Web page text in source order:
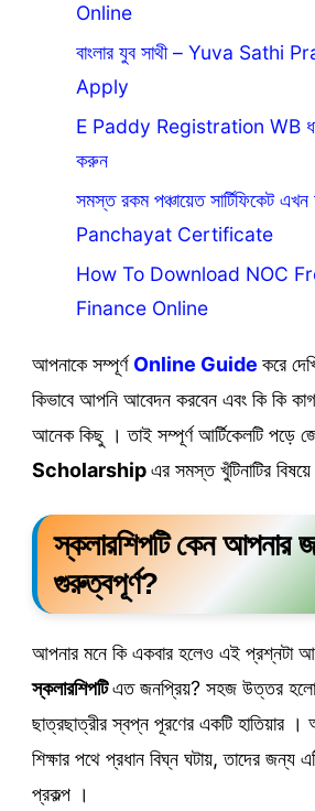
Online
বাংলার যুব সাথী – Yuva Sathi
Apply
E Paddy Registration WB ধান
করুন
সমস্ত রকম পঞ্চায়েত সার্টিফিকেট
Panchayat Certificate
How To Download NOC
Finance Online
আপনাকে সম্পূর্ণ Online Guide করে
কিভাবে আপনি আবেদন করবেন এবং কি কি
আনেক কিছু । তাই সম্পূর্ণ আর্টিকেলটি পড়ে
Scholarshipএর সমস্ত খুঁটিনাটির
স্কলারশিপটি কেন আপনার
গুরুত্বপূর্ণ?
আপনার মনে কি একবার হলেও এই প্রশ্নটা
স্কলারশিপটিএত জনপ্রিয়? সহজ উত্তর হলো
ছাত্রছাত্রীর স্বপ্ন পূরণের একটি হাতিয়ার ।
শিক্ষার পথে প্রধান বিঘ্ন ঘটায়, তাদের জন্য
প্রকল্প ।